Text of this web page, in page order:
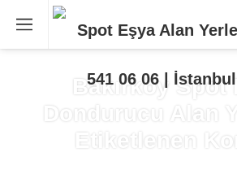
Bakırköy Spot
Dondurucu Alan
Etiketlenen